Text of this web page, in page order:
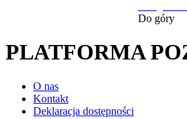
Do góry
PLATFORMA
O nas
Kontakt
Deklaracja dostępności